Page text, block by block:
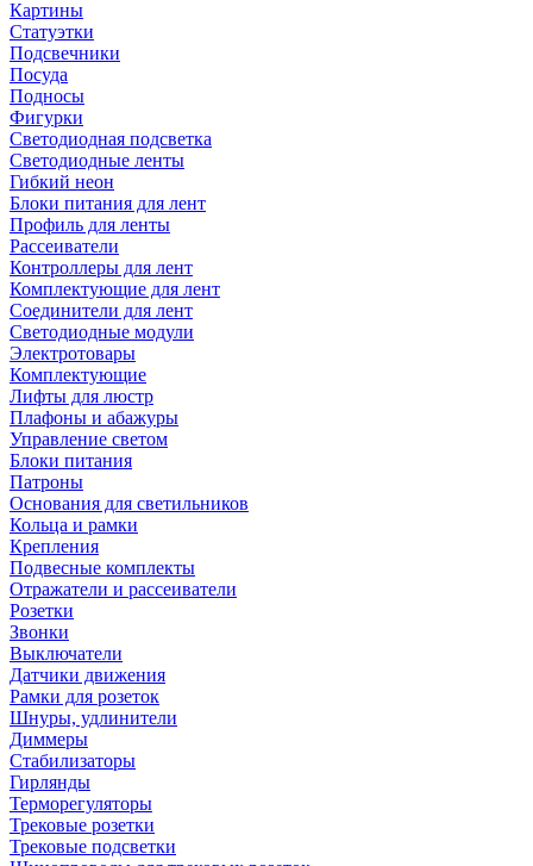
Картины
Статуэтки
Подсвечники
Посуда
Подносы
Фигурки
Светодиодная подсветка
Светодиодные ленты
Гибкий неон
Блоки питания для лент
Профиль для ленты
Рассеиватели
Контроллеры для лент
Комплектующие для лент
Соединители для лент
Светодиодные модули
Электротовары
Комплектующие
Лифты для люстр
Плафоны и абажуры
Управление светом
Блоки питания
Патроны
Основания для светильников
Кольца и рамки
Крепления
Подвесные комплекты
Отражатели и рассеиватели
Розетки
Звонки
Выключатели
Датчики движения
Рамки для розеток
Шнуры, удлинители
Диммеры
Стабилизаторы
Гирлянды
Терморегуляторы
Трековые розетки
Трековые подсветки